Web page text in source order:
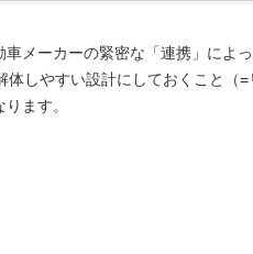
メーカーの緊密な「連携」によっ
しやすい設計にしておくこと（=
ます。